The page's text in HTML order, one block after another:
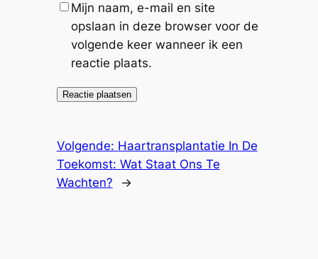
Mijn naam, e-mail en site
opslaan in deze browser voor de
volgende keer wanneer ik een
reactie plaats.
Volgende: Haartransplantatie In De
Toekomst: Wat Staat Ons Te
Wachten?
→